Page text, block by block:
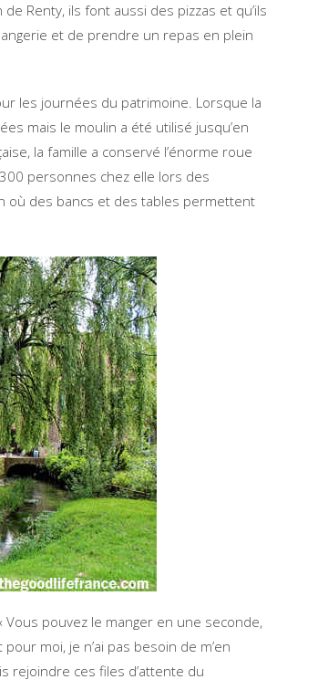
Renty, ils font aussi des pizzas et qu’ils
et de prendre un repas en plein
les journées du patrimoine. Lorsque la
mais le moulin a été utilisé jusqu’en
la famille a conservé l’énorme roue
personnes chez elle lors des
où des bancs et des tables permettent
pouvez le manger en une seconde,
moi, je n’ai pas besoin de m’en
rejoindre ces files d’attente du